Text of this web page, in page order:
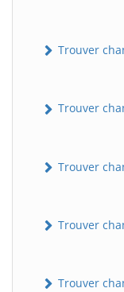
Trouver
Trouver
Trouver
Trouver
Trouver